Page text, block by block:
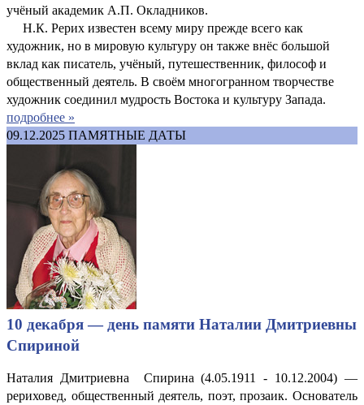
учёный академик А.П. Окладников.
Н.К. Рерих известен всему миру прежде всего как
художник, но в мировую культуру он также внёс большой
вклад как писатель, учёный, путешественник, философ и
общественный деятель. В своём многогранном творчестве
художник соединил мудрость Востока и культуру Запада.
подробнее »
09.12.2025 ПАМЯТНЫЕ ДАТЫ
10 декабря — день памяти Наталии Дмитриевны
Спириной
Наталия Дмитриевна Спирина (4.05.1911 - 10.12.2004) —
рериховед, общественный деятель, поэт, прозаик. Основатель